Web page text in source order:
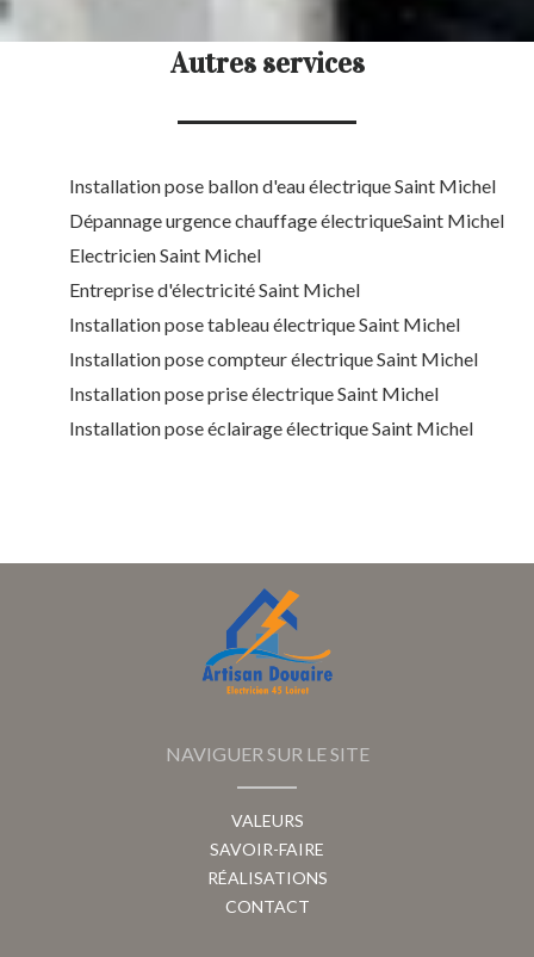
Autres services
Installation pose ballon d'eau électrique Saint Michel
Dépannage urgence chauffage électriqueSaint Michel
Electricien Saint Michel
Entreprise d'électricité Saint Michel
Installation pose tableau électrique Saint Michel
Installation pose compteur électrique Saint Michel
Installation pose prise électrique Saint Michel
Installation pose éclairage électrique Saint Michel
NAVIGUER SUR LE SITE
VALEURS
SAVOIR-FAIRE
RÉALISATIONS
CONTACT